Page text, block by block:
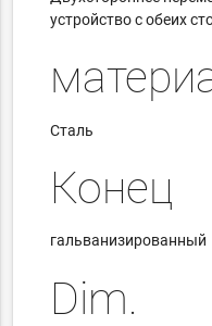
устройство с обеих
Сталь
Конец
гальванизированный
Dim.